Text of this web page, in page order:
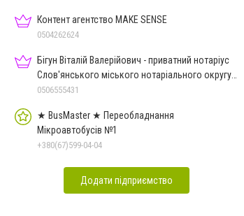
Контент агентство MAKE SENSE
0504262624
Бігун Віталій Валерійович - приватний нотаріус
Слов'янського міського нотаріального округу
Дон.обл.
0506555431
★ BusMaster ★ Переобладнання
Мікроавтобусів №1
+380(67)599-04-04
Додати підприємство